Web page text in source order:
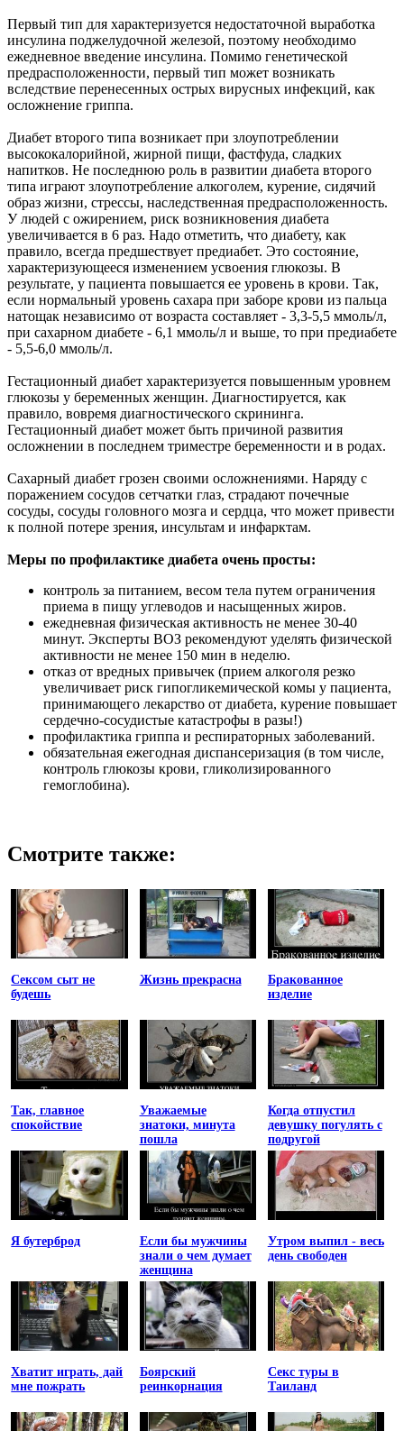
Первый тип для характеризуется недостаточной выработка
инсулина поджелудочной железой, поэтому необходимо
ежедневное введение инсулина. Помимо генетической
предрасположенности, первый тип может возникать
вследствие перенесенных острых вирусных инфекций, как
осложнение гриппа.
Диабет второго типа возникает при злоупотреблении
высококалорийной, жирной пищи, фастфуда, сладких
напитков. Не последнюю роль в развитии диабета второго
типа играют злоупотребление алкоголем, курение, сидячий
образ жизни, стрессы, наследственная предрасположенность.
У людей с ожирением, риск возникновения диабета
увеличивается в 6 раз. Надо отметить, что диабету, как
правило, всегда предшествует предиабет. Это состояние,
характеризующееся изменением усвоения глюкозы. В
результате, у пациента повышается ее уровень в крови. Так,
если нормальный уровень сахара при заборе крови из пальца
натощак независимо от возраста составляет - 3,3-5,5 ммоль/л,
при сахарном диабете - 6,1 ммоль/л и выше, то при предиабете
- 5,5-6,0 ммоль/л.
Гестационный диабет характеризуется повышенным уровнем
глюкозы у беременных женщин. Диагностируется, как
правило, вовремя диагностического скрининга.
Гестационный диабет может быть причиной развития
осложнении в последнем триместре беременности и в родах.
Сахарный диабет грозен своими осложнениями. Наряду с
поражением сосудов сетчатки глаз, страдают почечные
сосуды, сосуды головного мозга и сердца, что может привести
к полной потере зрения, инсультам и инфарктам.
Меры по профилактике диабета очень просты:
контроль за питанием, весом тела путем ограничения
приема в пищу углеводов и насыщенных жиров.
ежедневная физическая активность не менее 30-40
минут. Эксперты ВОЗ рекомендуют уделять физической
активности не менее 150 мин в неделю.
отказ от вредных привычек (прием алкоголя резко
увеличивает риск гипогликемической комы у пациента,
принимающего лекарство от диабета, курение повышает
сердечно-сосудистые катастрофы в разы!)
профилактика гриппа и респираторных заболеваний.
обязательная ежегодная диспансеризация (в том числе,
контроль глюкозы крови, гликолизированного
гемоглобина).
Смотрите также:
Сексом сыт не
будешь
Жизнь прекрасна
Бракованное
изделие
Так, главное
спокойствие
Уважаемые
знатоки, минута
пошла
Когда отпустил
девушку погулять с
подругой
Я бутерброд
Если бы мужчины
знали о чем думает
женщина
Утром выпил - весь
день свободен
Хватит играть, дай
мне пожрать
Боярский
реинкорнация
Секс туры в
Таиланд